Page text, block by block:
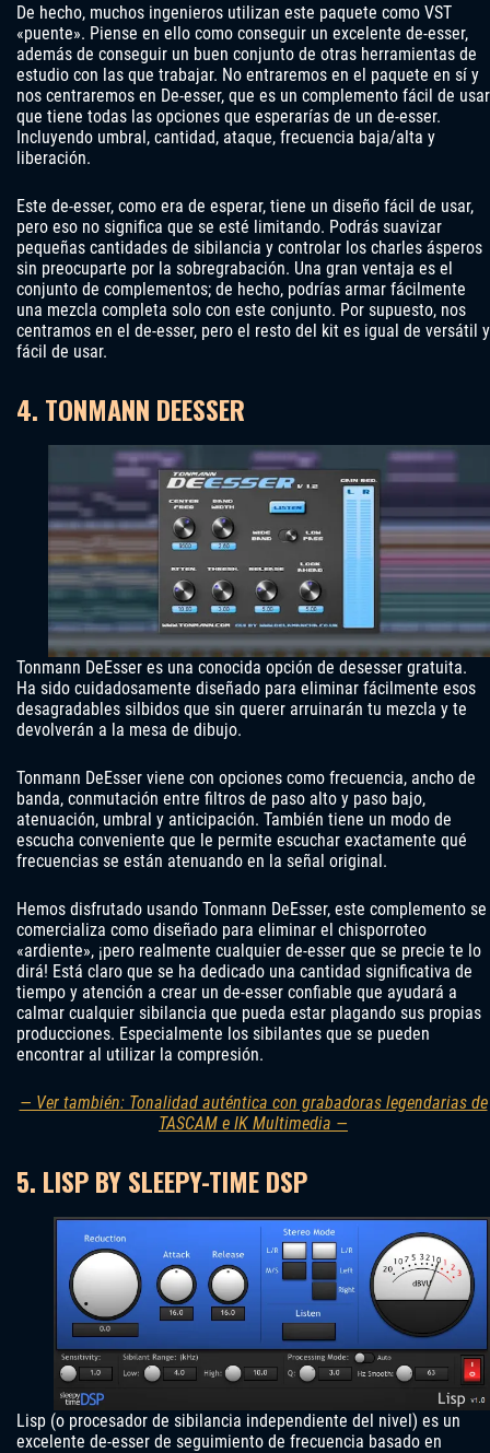
De hecho, muchos ingenieros utilizan este paquete como VST
«puente». Piense en ello como conseguir un excelente de-esser,
además de conseguir un buen conjunto de otras herramientas de
estudio con las que trabajar. No entraremos en el paquete en sí y
nos centraremos en De-esser, que es un complemento fácil de usar
que tiene todas las opciones que esperarías de un de-esser.
Incluyendo umbral, cantidad, ataque, frecuencia baja/alta y
liberación.
Este de-esser, como era de esperar, tiene un diseño fácil de usar,
pero eso no significa que se esté limitando. Podrás suavizar
pequeñas cantidades de sibilancia y controlar los charles ásperos
sin preocuparte por la sobregrabación. Una gran ventaja es el
conjunto de complementos; de hecho, podrías armar fácilmente
una mezcla completa solo con este conjunto. Por supuesto, nos
centramos en el de-esser, pero el resto del kit es igual de versátil y
fácil de usar.
4. TONMANN DEESSER
Tonmann DeEsser es una conocida opción de desesser gratuita.
Ha sido cuidadosamente diseñado para eliminar fácilmente esos
desagradables silbidos que sin querer arruinarán tu mezcla y te
devolverán a la mesa de dibujo.
Tonmann DeEsser viene con opciones como frecuencia, ancho de
banda, conmutación entre filtros de paso alto y paso bajo,
atenuación, umbral y anticipación. También tiene un modo de
escucha conveniente que le permite escuchar exactamente qué
frecuencias se están atenuando en la señal original.
Hemos disfrutado usando Tonmann DeEsser, este complemento se
comercializa como diseñado para eliminar el chisporroteo
«ardiente», ¡pero realmente cualquier de-esser que se precie te lo
dirá! Está claro que se ha dedicado una cantidad significativa de
tiempo y atención a crear un de-esser confiable que ayudará a
calmar cualquier sibilancia que pueda estar plagando sus propias
producciones. Especialmente los sibilantes que se pueden
encontrar al utilizar la compresión.
— Ver también: Tonalidad auténtica con grabadoras legendarias de
TASCAM e IK Multimedia —
5. LISP BY SLEEPY-TIME DSP
Lisp (o procesador de sibilancia independiente del nivel) es un
excelente de-esser de seguimiento de frecuencia basado en